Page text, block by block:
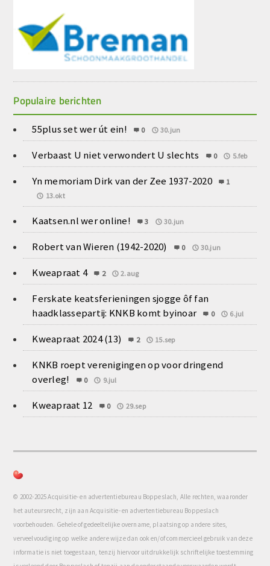
Populaire berichten
55plus set wer út ein! 0 30.jun
Verbaast U niet verwondert U slechts 0 5.feb
Yn memoriam Dirk van der Zee 1937-2020
1
13.okt
Kaatsen.nl wer online! 3 30.jun
Robert van Wieren (1942-2020) 0 30.jun
Kweapraat 4 2 2.aug
Ferskate keatsferieningen sjogge ôf fan
haadklassepartij: KNKB komt byinoar
0 6.jul
Kweapraat 2024 (13) 2 15.sep
KNKB roept verenigingen op voor dringend
overleg!
0 9.jul
Kweapraat 12 0 29.sep
© 2002-2025 Acquisitie- en advertentiebureau Boppeslach, Alle rechten, waaronder
het auteursrecht, zijn aan Acquisitie- en advertentiebureau Boppeslach
voorbehouden. Gehele of gedeeltelijke overname, plaatsing op andere sites,
verveelvoudiging op welke andere wijze dan ook en/of commercieel gebruik van deze
informatie is niet toegestaan, tenzij hiervoor uitdrukkelijk schriftelijke toestemming